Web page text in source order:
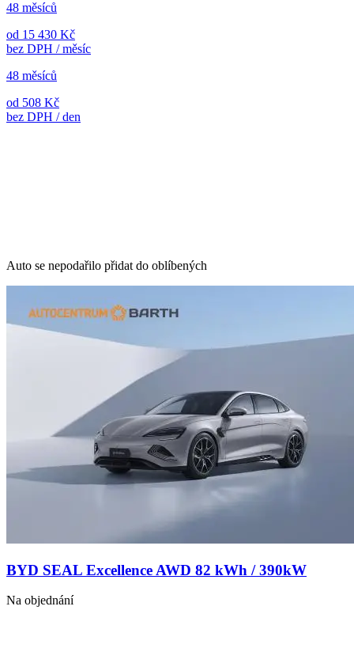
48 měsíců
od 15 430 Kč
bez DPH / měsíc
48 měsíců
od 508 Kč
bez DPH / den
Auto se nepodařilo přidat do oblíbených
BYD SEAL Excellence AWD 82 kWh / 390kW
Na objednání